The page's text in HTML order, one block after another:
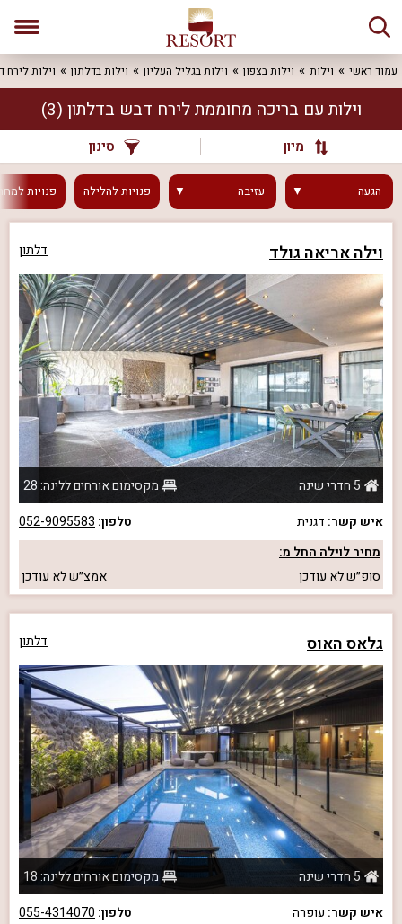
עמוד ראשי וילות וילות בצפון וילות בגליל העליון וילות בדלתון וילות לירח
וילות עם בריכה מחוממת לירח דבש בדלתון (3)
מיון סינון
הגעה עזיבה פנויותלהלילה פנויות
וילה אריאה גולד דלתון
5 חדרי שינה
מקסימום אורחים ללינה: 28
איש קשר: דגנית טלפון: 052-9095583
מחיר לוילה החל מ:
סופ״שלא עודכן אמצ״שלא עודכן
גלאס האוס דלתון
5 חדרי שינה
מקסימום אורחים ללינה: 18
איש קשר: עופרה טלפון: 055-4314070